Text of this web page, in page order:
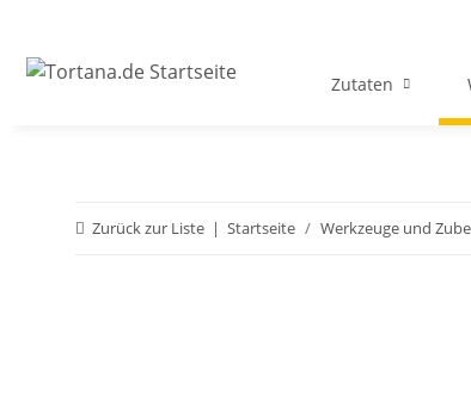
Zutaten
Zurück zur Liste Startseite Werkzeuge und